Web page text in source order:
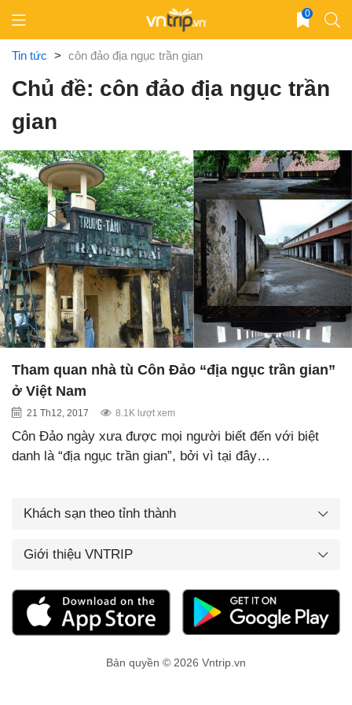
content
0
Tin tức > côn đảo địa ngục trần gian
Chủ đề: côn đảo địa ngục trần
gian
Tham quan nhà tù Côn Đảo “địa ngục trần gian”
ở Việt Nam
21 Th12, 2017 8.1K lượt xem
Côn Đảo ngày xưa được mọi người biết đến với biệt
danh là “địa ngục trần gian”, bởi vì tại đây…
Khách sạn theo tỉnh thành
Giới thiệu VNTRIP
Bản quyền © 2026 Vntrip.vn